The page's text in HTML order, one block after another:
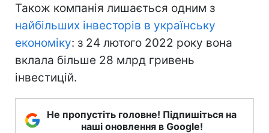
Також компанія лишається одним з
найбільших інвесторів в українську
економіку: з 24 лютого 2022 року вона
вклала більше 28 млрд гривень
інвестицій.
Не пропустіть головне! Підпишіться на
наші оновлення в Google!